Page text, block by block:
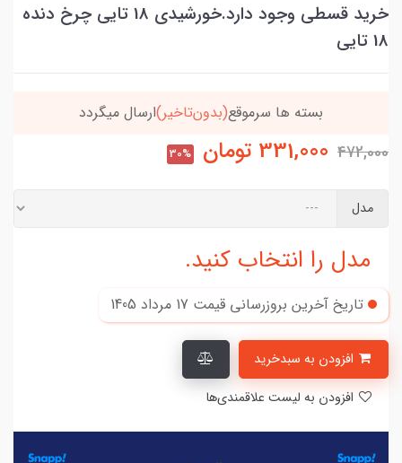
خرید قسطی وجود دارد.خورشیدی 18 تایی چرخ دنده
18 تایی
بسته ها سرموقع(بدون‌تاخیر)ارسال میگردد
472,000
331,000 تومان 30%
مدل
مدل را انتخاب کنید.
تاریخ آخرین بروزرسانی قیمت 17 مرداد 1405